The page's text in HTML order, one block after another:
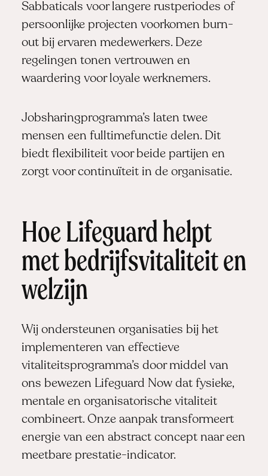
Sabbaticals voor langere rustperiodes of
persoonlijke projecten voorkomen burn-
out bij ervaren medewerkers. Deze
regelingen tonen vertrouwen en
waardering voor loyale werknemers.
Jobsharingprogramma’s laten twee
mensen een fulltimefunctie delen. Dit
biedt flexibiliteit voor beide partijen en
zorgt voor continuïteit in de organisatie.
Hoe Lifeguard helpt
met bedrijfsvitaliteit en
welzijn
Wij ondersteunen organisaties bij het
implementeren van effectieve
vitaliteitsprogramma’s door middel van
ons bewezen Lifeguard Nowdat fysieke,
mentale en organisatorische vitaliteit
combineert. Onze aanpak transformeert
energie van een abstract concept naar een
meetbare prestatie-indicator.